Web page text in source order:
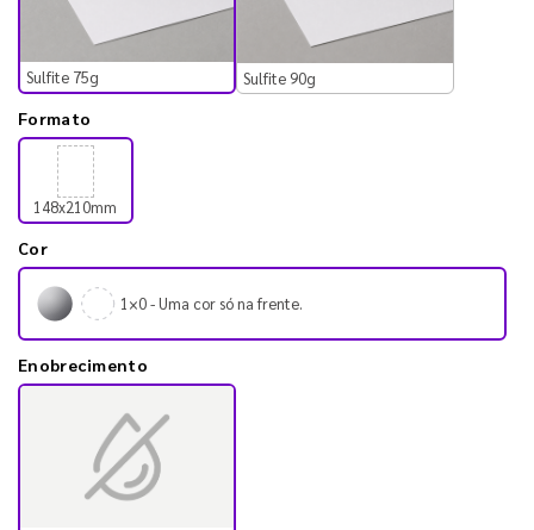
Sulfite 75g Sulfite 90g
Formato
148x210mm
Cor
1×0 - Uma cor só na frente.
Enobrecimento